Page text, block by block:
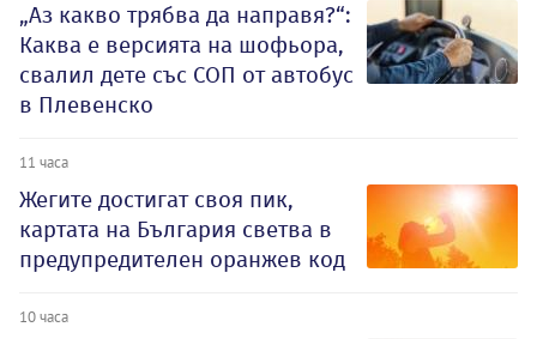
„Аз какво трябва да направя?“:
Каква е версията на шофьора,
свалил дете със СОП от автобус
в Плевенско
11 часа
Жегите достигат своя пик,
картата на България светва в
предупредителен оранжев код
10 часа